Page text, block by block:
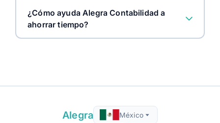
¿Cómo ayuda Alegra Contabilidad a
ahorrar tiempo?
Alegra México